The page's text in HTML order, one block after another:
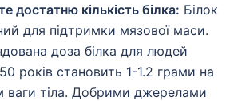
достатню кількість білка: Білок
для підтримки мязової маси.
доза білка для людей
років становить 1-1.2 грами на
ваги тіла. Добрими джерелами